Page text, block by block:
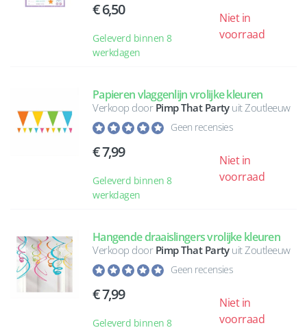
6,50
Geleverd binnen 8
werkdagen
Niet in
voorraad
Papieren vlaggenlijn vrolijke kleuren
Verkoop door Pimp That Partyuit Zoutleeuw
Geen recensies
7,99
Geleverd binnen 8
werkdagen
Niet in
voorraad
Hangende draaislingers vrolijke kleuren
Verkoop door Pimp That Partyuit Zoutleeuw
Geen recensies
7,99
Geleverd binnen 8
Niet in
voorraad